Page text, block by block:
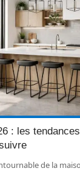
: les
de la